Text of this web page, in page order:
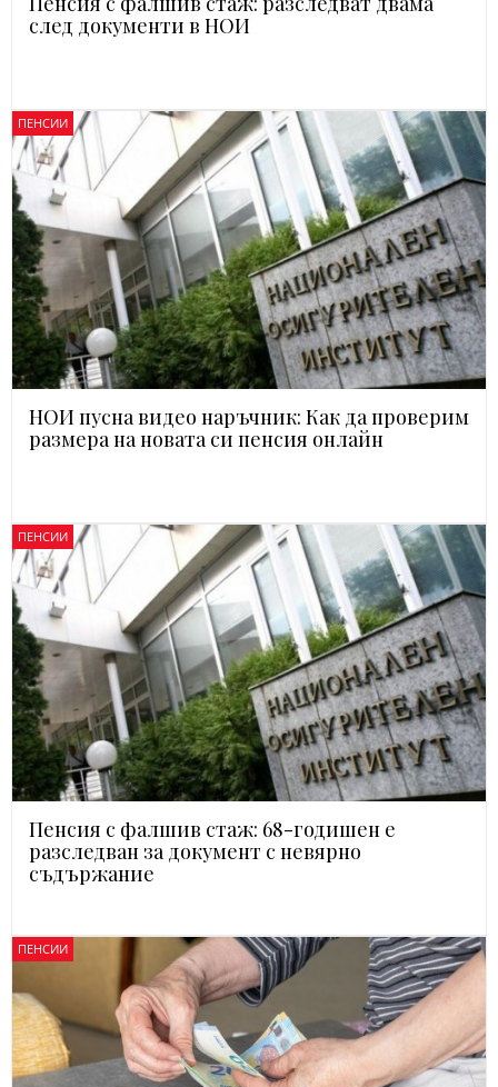
след документи в НОИ
ПЕНСИИ
НОИ пусна видео наръчник: Как да проверим
размера на новата си пенсия онлайн
ПЕНСИИ
Пенсия с фалшив стаж: 68-годишен е
разследван за документ с невярно
съдържание
ПЕНСИИ